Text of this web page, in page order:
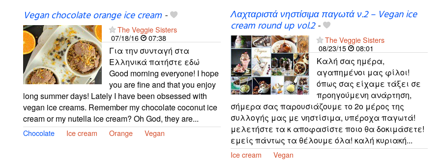
Vegan chocolate orange ice cream-
The Veggie Sisters
07/18/16
07:38
Για την συνταγή στα
Ελληνικά πατήστε εδώ
Good morning everyone! I hope
you are fine and that you enjoy
long summer days! Lately I have been obsessed with
vegan ice creams. Remember my chocolate coconut ice
cream or my nutella ice cream? Oh God, they are...
Chocolate Ice cream Orange Vegan
Λαχταριστά νηστίσιμα παγωτά ν.2 – Vegan ice
cream round up vol.2-
The Veggie Sisters
08/23/15
08:01
Καλή σας ημέρα,
αγαπημένοι μας φίλοι!
όπως σας είχαμε τάξει σε
προηγούμενη ανάρτηση,
σήμερα σας παρουσιάζουμε το 2ο μέρος της
συλλογής μας με νηστίσιμα, υπέροχα παγωτά!
μελετήστε τα κ αποφασίστε ποιο θα δοκιμάσετε!
εμείς πάντως τα θέλουμε όλα! καλή κυριακή...
Ice cream Vegan